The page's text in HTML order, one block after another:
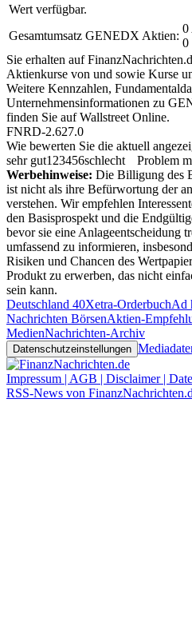
Wert verfügbar.
Gesamtumsatz GENEDX Aktien:
0
0
Sie erhalten auf
Aktienkurse von und sowie Kurse
Weitere Kennzahlen,
Unternehmensinformationen zu
finden Sie aufWallstreet Online.
FNRD-2.627.0
Wie bewerten Sie die aktuell
sehr gut1 23456schlecht
Problem
Werbehinweise: Die Billigung des
ist nicht als ihre Befürwortung der
verstehen. Wir empfehlen
den Basisprospekt und die
bevor sie eine Anlageentscheidung
umfassend zu informieren,
Risiken und Chancen des
Produkt zu erwerben, das nicht
sein kann.
Deutschland 40Xetra-OrderbuchAd
Nachrichten BörsenAktien-
MedienNachrichten-Archiv
Datenschutzeinstellungen
Impressum | AGB | Disclaimer |
RSS-News von